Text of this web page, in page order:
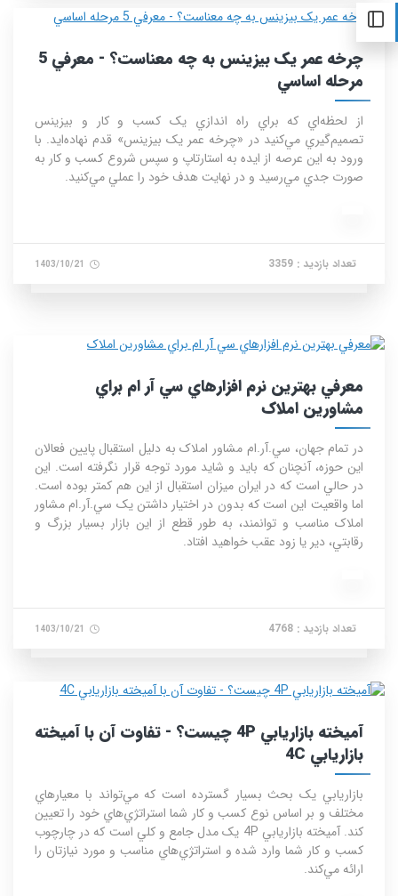
چرخه عمر يک بيزينس به چه معناست؟ - معرفي 5
مرحله اساسي
از لحظه‌اي که براي راه اندازي يک کسب و کار و بيزينس
تصميم‌گيري مي‌کنيد در «چرخه عمر يک بيزينس» قدم نهاده‌ايد. با
ورود به اين عرصه از ايده به استارتاپ و سپس شروع کسب و کار به
صورت جدي مي‌رسيد و در نهايت هدف خود را عملي مي‌کنيد.
تعداد بازدید : 3359
معرفي بهترين نرم افزارهاي سي آر ام براي
مشاورين املاک
در تمام جهان، سي.آر.ام مشاور املاک به دليل استقبال پايين فعالان
اين حوزه، آنچنان که بايد و شايد مورد توجه قرار نگرفته است. اين
در حالي است که در ايران ميزان استقبال از اين هم کمتر بوده است.
اما واقعيت اين است که بدون در اختيار داشتن يک سي.آر.ام مشاور
املاک مناسب و توانمند، به طور قطع از اين بازار بسيار بزرگ و
رقابتي، دير يا زود عقب خواهيد افتاد.
تعداد بازدید : 4768
آميخته بازاريابي 4P چيست؟ - تفاوت آن با آميخته
بازاريابي 4C
بازاريابي يک بحث بسيار گسترده است که مي‌تواند با معيارهاي
مختلف و بر اساس نوع کسب و کار شما استراتژي‌هاي خود را تعيين
کند. آميخته بازاريابي 4P يک مدل جامع و کلي است که در چارچوب
کسب و کار شما وارد شده و استراتژي‌هاي مناسب و مورد نيازتان را
ارائه مي‌کند.